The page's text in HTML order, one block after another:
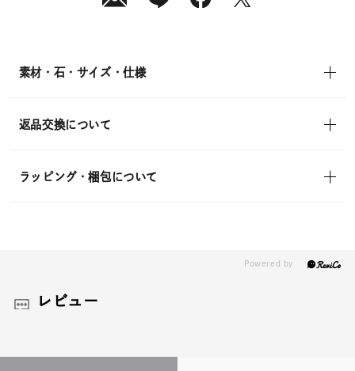
素材・石・サイズ・仕様
返品交換について
ラッピング・梱包について
レビュー